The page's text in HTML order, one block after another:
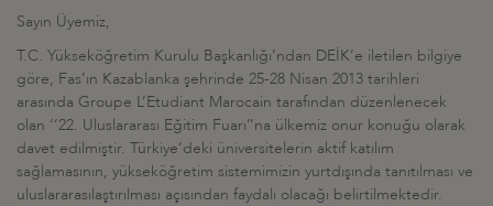
Sayın Üyemiz,
T.C. Yükseköğretim Kurulu Başkanlığı’ndan DEİK’e iletilen bilgiye
göre, Fas’ın Kazablanka şehrinde 25-28 Nisan 2013 tarihleri
arasında Groupe L’Etudiant Marocain tarafından düzenlenecek
olan ‘’22. Uluslararası Eğitim Fuarı’’na ülkemiz onur konuğu olarak
davet edilmiştir. Türkiye’deki üniversitelerin aktif katılım
sağlamasının, yükseköğretim sistemimizin yurtdışında tanıtılması ve
uluslararasılaştırılması açısından faydalı olacağı belirtilmektedir.